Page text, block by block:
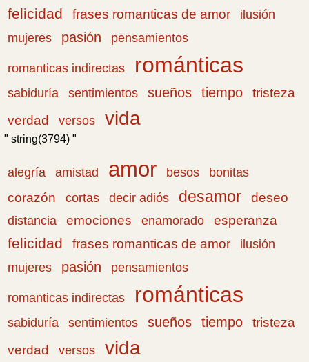
felicidad frases romanticas de amor
ilusión
mujeres
pasión pensamientos
romanticas indirectas románticas
sabiduría sentimientos sueños tiempo
tristeza
verdad
versos vida
" string(3794) "
alegría amistad amor besos
bonitas
corazón
cortas decir adiós desamor deseo
distancia emociones enamorado esperanza
felicidad frases romanticas de amor
ilusión
mujeres
pasión pensamientos
romanticas indirectas románticas
sabiduría sentimientos sueños tiempo
tristeza
verdad
versos vida